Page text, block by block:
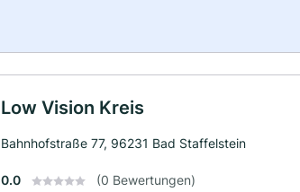
Low Vision Kreis
Bahnhofstraße 77, 96231 Bad Staffelstein
0.0 (0 Bewertungen)